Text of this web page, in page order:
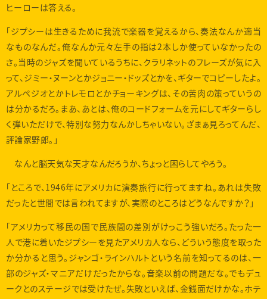
ヒーローは答える。
「ジプシーは生きるために我流で楽器を覚えるから、奏法なんか適当
なものなんだ。俺なんか元々左手の指は2本しか使っていなかったの
さ。当時のジャズを聞いているうちに、クラリネットのフレーズが気に入
って、ジミー・ヌーンとかジョニー・ドッズとかを、ギターでコピーしたよ。
アルペジオとかトレモロとかチョーキングは、その苦肉の策っていうの
は分かるだろ。まあ、あとは、俺のコードフォームを元にしてギターらし
く弾いただけで、特別な努力なんかしちゃいない。ざまぁ見ろってんだ、
評論家野郎。」
なんと脳天気な天才なんだろうか、ちょっと困らしてやろう。
「ところで、1946年にアメリカに演奏旅行に行ってますね。あれは失敗
だったと世間では言われてますが、実際のところはどうなんですか？」
「アメリカって移民の国で民族間の差別がけっこう強いだろ。たった一
人で港に着いたジプシーを見たアメリカ人なら、どういう態度を取った
か分かると思う。ジャンゴ・ラインハルトという名前を知ってるのは、一
部のジャズ・マニアだけだったからな。音楽以前の問題だな。でもデュ
ークとのステージでは受けたぜ。失敗といえば、金銭面だけかな。ホテ